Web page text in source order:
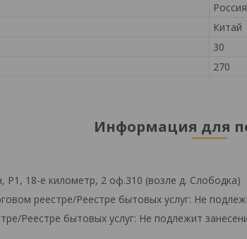
Россия
Китай
30
270
Информация для
Р1, 18-е километр, 2 оф.310 (возле д. Слободка)
реестре/Реестре бытовых услуг: Не
Реестре бытовых услуг: Не подлежит